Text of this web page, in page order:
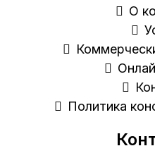
О
Политика